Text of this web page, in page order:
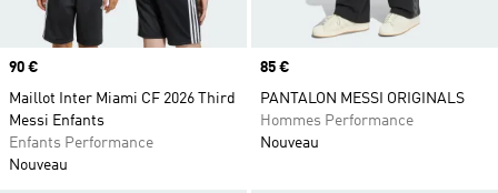
Prix
90 €
Maillot Inter Miami CF 2026 Third
Messi Enfants
Enfants Performance
Nouveau
Prix
85 €
PANTALON MESSI ORIGINALS
Hommes Performance
Nouveau